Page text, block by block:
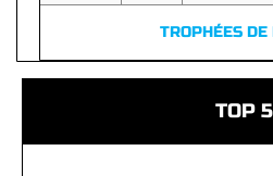
TROPHÉES
TOP 5